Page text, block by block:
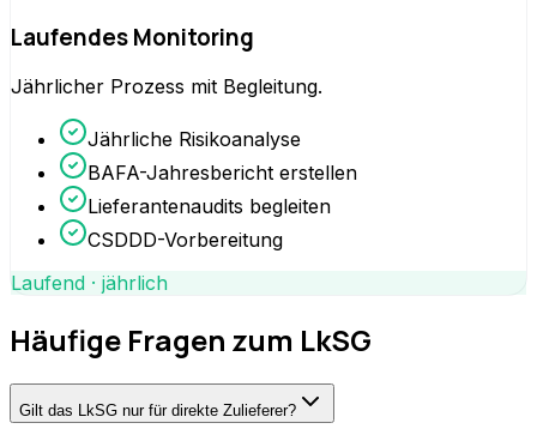
Laufendes Monitoring
Jährlicher Prozess mit Begleitung.
Jährliche Risikoanalyse
BAFA-Jahresbericht erstellen
Lieferantenaudits begleiten
CSDDD-Vorbereitung
Laufend · jährlich
Häufige Fragen zum LkSG
Gilt das LkSG nur für direkte Zulieferer?